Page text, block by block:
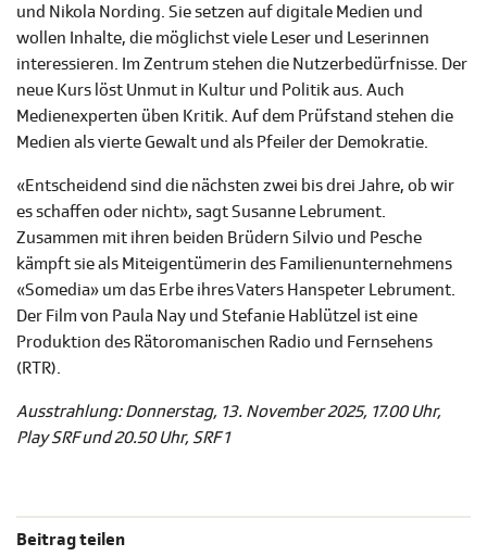
und Nikola Nording. Sie setzen auf digitale Medien und
wollen Inhalte, die möglichst viele Leser und Leserinnen
interessieren. Im Zentrum stehen die Nutzerbedürfnisse. Der
neue Kurs löst Unmut in Kultur und Politik aus. Auch
Medienexperten üben Kritik. Auf dem Prüfstand stehen die
Medien als vierte Gewalt und als Pfeiler der Demokratie.
«Entscheidend sind die nächsten zwei bis drei Jahre, ob wir
es schaffen oder nicht», sagt Susanne Lebrument.
Zusammen mit ihren beiden Brüdern Silvio und Pesche
kämpft sie als Miteigentümerin des Familienunternehmens
«Somedia» um das Erbe ihres Vaters Hanspeter Lebrument.
Der Film von Paula Nay und Stefanie Hablützel ist eine
Produktion des Rätoromanischen Radio und Fernsehens
(RTR).
Ausstrahlung: Donnerstag, 13. November 2025, 17.00 Uhr,
Play SRF und 20.50 Uhr, SRF 1
Beitrag teilen